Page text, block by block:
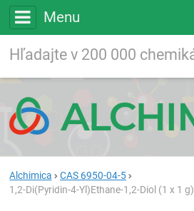
Menu
Vyhľadávanie
Alchimica
CAS 6950-04-5
1,2-Di(Pyridin-4-Yl)Ethane-1,2-Diol (1 x 1 g)